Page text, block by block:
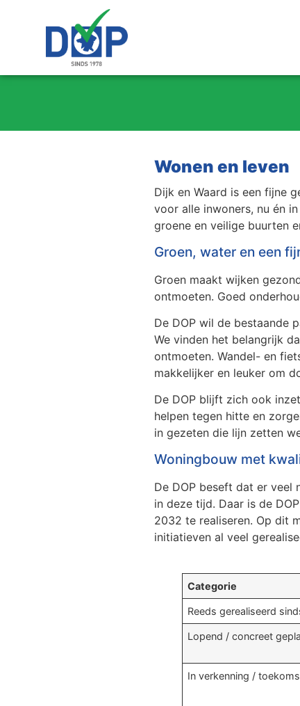
Wonen en leven
Dijk en Waard is een fijne
voor alle inwoners, nu én
groene en veilige buurten
Groen, water en een
Groen maakt wijken
ontmoeten. Goed
De DOP wil de bestaande
We vinden het belangrijk
ontmoeten. Wandel- en
makkelijker en leuker om
De DOP blijft zich ook
helpen tegen hitte en
in gezeten die lijn zetten
Woningbouw met
De DOP beseft dat er veel
in deze tijd. Daar is de
2032 te realiseren. Op dit
initiatieven al veel
Categorie
Reeds gerealiseerd
Lopend / concreet
In verkenning /